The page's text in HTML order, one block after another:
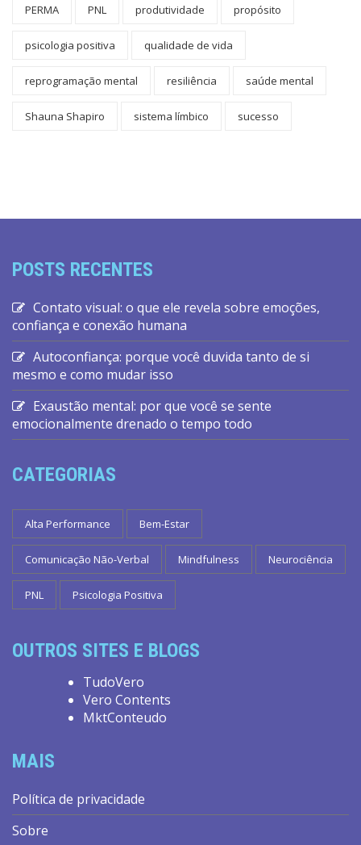
PERMA PNL produtividade propósito
psicologia positiva qualidade de vida
reprogramação mental resiliência saúde mental
Shauna Shapiro sistema límbico sucesso
POSTS RECENTES
Contato visual: o que ele revela sobre emoções,
confiança e conexão humana
Autoconfiança: porque você duvida tanto de si
mesmo e como mudar isso
Exaustão mental: por que você se sente
emocionalmente drenado o tempo todo
CATEGORIAS
Alta Performance Bem-Estar
Comunicação Não-Verbal Mindfulness Neurociência
PNL Psicologia Positiva
OUTROS SITES E BLOGS
TudoVero
Vero Contents
MktConteudo
MAIS
Política de privacidade
Sobre